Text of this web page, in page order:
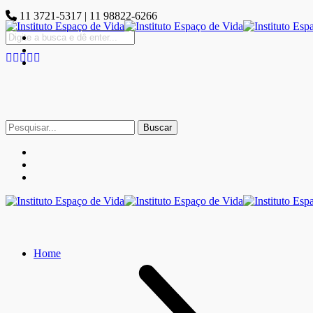
11 3721-5317 | 11 98822-6266
Buscar
por:
Home